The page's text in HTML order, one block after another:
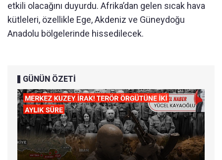
etkili olacağını duyurdu. Afrika’dan gelen sıcak hava
kütleleri, özellikle Ege, Akdeniz ve Güneydoğu
Anadolu bölgelerinde hissedilecek.
GÜNÜN ÖZETİ